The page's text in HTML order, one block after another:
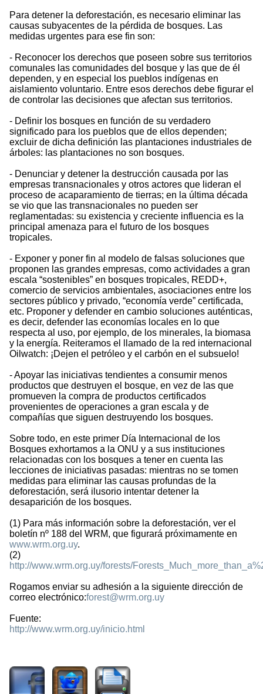
Para detener la deforestación, es necesario eliminar las
causas subyacentes de la pérdida de bosques. Las
medidas urgentes para ese fin son:
- Reconocer los derechos que poseen sobre sus territorios
comunales las comunidades del bosque y las que de él
dependen, y en especial los pueblos indígenas en
aislamiento voluntario. Entre esos derechos debe figurar el
de controlar las decisiones que afectan sus territorios.
- Definir los bosques en función de su verdadero
significado para los pueblos que de ellos dependen;
excluir de dicha definición las plantaciones industriales de
árboles: las plantaciones no son bosques.
- Denunciar y detener la destrucción causada por las
empresas transnacionales y otros actores que lideran el
proceso de acaparamiento de tierras; en la última década
se vio que las transnacionales no pueden ser
reglamentadas: su existencia y creciente influencia es la
principal amenaza para el futuro de los bosques
tropicales.
- Exponer y poner fin al modelo de falsas soluciones que
proponen las grandes empresas, como actividades a gran
escala “sostenibles” en bosques tropicales, REDD+,
comercio de servicios ambientales, asociaciones entre los
sectores público y privado, “economía verde” certificada,
etc. Proponer y defender en cambio soluciones auténticas,
es decir, defender las economías locales en lo que
respecta al uso, por ejemplo, de los minerales, la biomasa
y la energía. Reiteramos el llamado de la red internacional
Oilwatch: ¡Dejen el petróleo y el carbón en el subsuelo!
- Apoyar las iniciativas tendientes a consumir menos
productos que destruyen el bosque, en vez de las que
promueven la compra de productos certificados
provenientes de operaciones a gran escala y de
compañías que siguen destruyendo los bosques.
Sobre todo, en este primer Día Internacional de los
Bosques exhortamos a la ONU y a sus instituciones
relacionadas con los bosques a tener en cuenta las
lecciones de iniciativas pasadas: mientras no se tomen
medidas para eliminar las causas profundas de la
deforestación, será ilusorio intentar detener la
desaparición de los bosques.
(1) Para más información sobre la deforestación, ver el
boletín nº 188 del WRM, que figurará próximamente en
www.wrm.org.uy.
(2)
http://www.wrm.org.uy/forests/
Rogamos enviar su adhesión a la siguiente dirección de
correo electrónico:forest@wrm.org.uy
Fuente:
http://www.wrm.org.uy/inicio.html